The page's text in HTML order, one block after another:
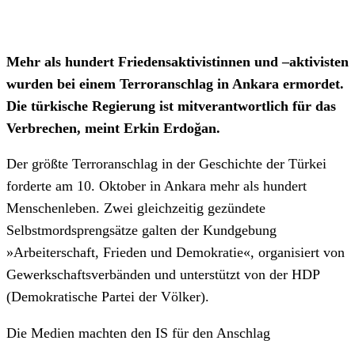
Mehr als hundert Friedensaktivistinnen und –aktivisten
wurden bei einem Terroranschlag in Ankara ermordet.
Die türkische Regierung ist mitverantwortlich für das
Verbrechen, meint Erkin Erdoğan.
Der größte Terroranschlag in der Geschichte der Türkei
forderte am 10. Oktober in Ankara mehr als hundert
Menschenleben. Zwei gleichzeitig gezündete
Selbstmordsprengsätze galten der Kundgebung
»Arbeiterschaft, Frieden und Demokratie«, organisiert von
Gewerkschaftsverbänden und unterstützt von der HDP
(Demokratische Partei der Völker).
Die Medien machten den IS für den Anschlag